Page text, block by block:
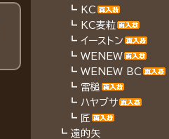
┗ KC
┗ KC麦粒
┗ イーストン
┗ WENEW
┗ WENEW BC
┗ 雷槌
┗ ハヤブサ
┗ 匠
┗ 遠的矢